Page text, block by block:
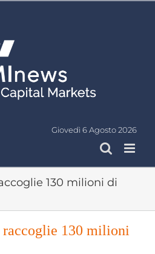
Giovedì 6 Agosto 2026
130 milioni di
raccoglie 130 milioni